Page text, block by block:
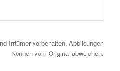
Irrtümer vorbehalten. Abbildungen
können vom Original abweichen.